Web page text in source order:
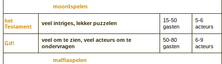
moordspelen
het
Testament
veel intriges, lekker puzzelen
15-50
gasten
5-6
acteurs
Gif!
veel om te zien, veel acteurs om te
ondervragen
50-80
gasten
6-9
acteurs
maffiaspelen